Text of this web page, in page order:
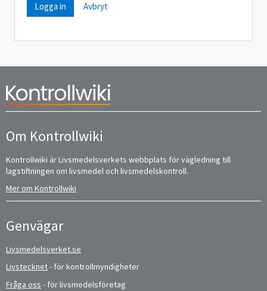
Avbryt
Om Kontrollwiki
Kontrollwiki är Livsmedelsverkets webbplats för vägledning till
lagstiftningen om livsmedel och livsmedelskontroll.
Mer om Kontrollwiki
Genvägar
Livsmedelsverket.se
Livstecknet- för kontrollmyndigheter
Fråga oss - för livsmedelsföretag